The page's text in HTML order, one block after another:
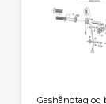
Gashåndtag og